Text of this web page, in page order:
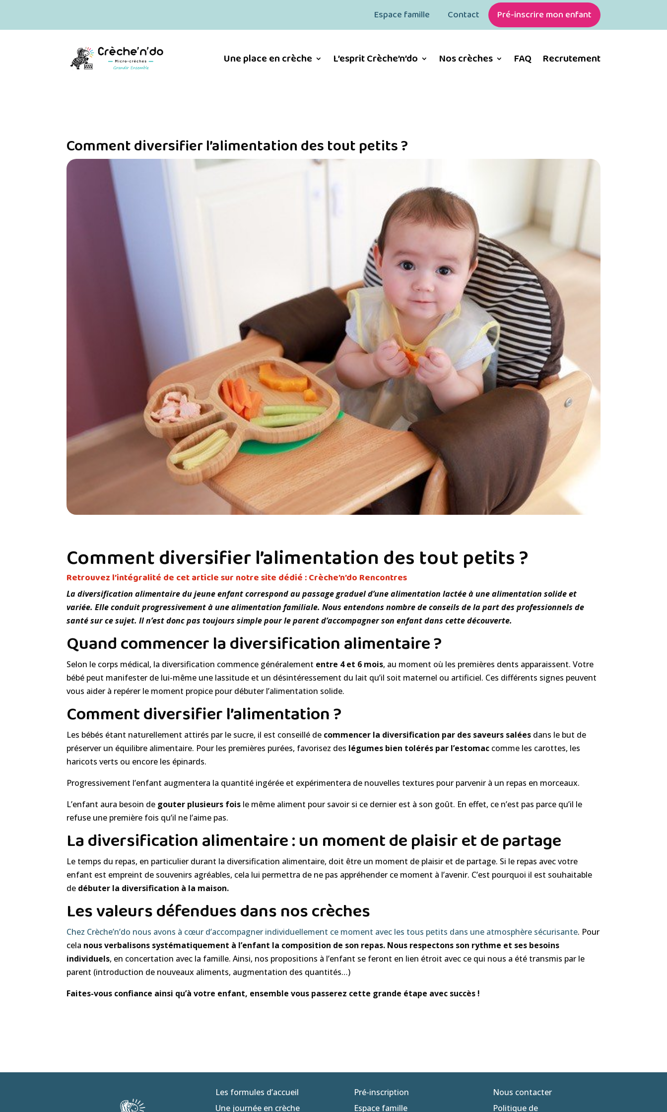
Espace famille Contact Pré-inscrire mon enfant
Une place en crèche L’esprit Crèche’n’do Nos crèches FAQ Recrutement
Comment diversifier l’alimentation des tout petits ?
Comment diversifier l’alimentation des tout petits ?
Retrouvez l’intégralité de cet article sur notre site dédié :Crèche’n’do Rencontres
La diversification alimentaire du jeune enfant correspond au passage graduel d’une alimentation lactée à une alimentation solide et
variée. Elle conduit progressivement à une alimentation familiale.Nous entendons nombre de conseils de la part des professionnels de
santé sur ce sujet. Il n’est donc pas toujours simple pour le parent d’accompagner son enfant dans cette découverte.
Quand commencer la diversification alimentaire ?
Selon le corps médical, la diversification commence généralement entre 4 et 6 mois, au moment où les premières dents apparaissent. Votre
bébé peut manifester de lui-même une lassitude et un désintéressement du lait qu’il soit maternel ou artificiel. Ces différents signes peuvent
vous aider à repérer le moment propice pour débuter l’alimentation solide.
Comment diversifier l’alimentation ?
Les bébés étant naturellement attirés par le sucre, il est conseillé de commencer la diversification par des saveurs salées dans le but de
préserver un équilibre alimentaire. Pour les premières purées, favorisez des légumes bien tolérés par l’estomac comme les carottes, les
haricots verts ou encore les épinards.
Progressivement l’enfant augmentera la quantité ingérée et expérimentera de nouvelles textures pour parvenir à un repas en morceaux.
L’enfant aura besoin de gouter plusieurs fois le même aliment pour savoir si ce dernier est à son goût. En effet, ce n’est pas parce qu’il le
refuse une première fois qu’il ne l’aime pas.
La diversification alimentaire : un moment de plaisir et de partage
Le temps du repas, en particulier durant la diversification alimentaire, doit être un moment de plaisir et de partage. Si le repas avec votre
enfant est empreint de souvenirs agréables, cela lui permettra de ne pas appréhender ce moment à l’avenir. C’est pourquoi il est souhaitable
de débuter la diversification à la maison.
Les valeurs défendues dans nos crèches
Chez Crèche’n’do nous avons à cœur d’accompagner individuellement ce moment avec les tous petits dans une atmosphère sécurisante. Pour
cela nous verbalisons systématiquement à l’enfant la composition de son repas. Nous respectons son rythme et ses besoins
individuels, en concertation avec la famille. Ainsi, nos propositions à l’enfant se feront en lien étroit avec ce qui nous a été transmis par le
parent (introduction de nouveaux aliments, augmentation des quantités…)
Faites-vous confiance ainsi qu’à votre enfant, ensemble vous passerez cette grande étape avec succès !
Les formules d’accueil
Une journée en crèche
Pré-inscription
Espace famille
Nous contacter
Politique de